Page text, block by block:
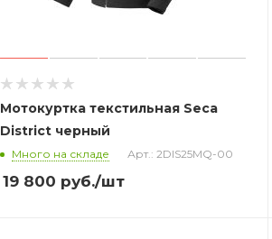
Мотокуртка текстильная Seca
District черный
Много на складе Арт.: 2DIS25MQ-00
19 800 руб./шт